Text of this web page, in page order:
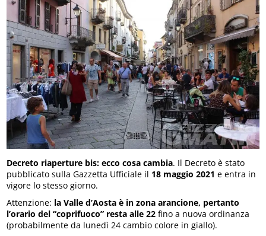
Decreto riaperture bis: ecco cosa cambia. Il Decreto è stato
pubblicato sulla Gazzetta Ufficiale il 18 maggio 2021 e entra in
vigore lo stesso giorno.
Attenzione: la Valle d’Aosta è in zona arancione, pertanto
l’orario del “coprifuoco” resta alle 22 fino a nuova ordinanza
(probabilmente da lunedì 24 cambio colore in giallo).